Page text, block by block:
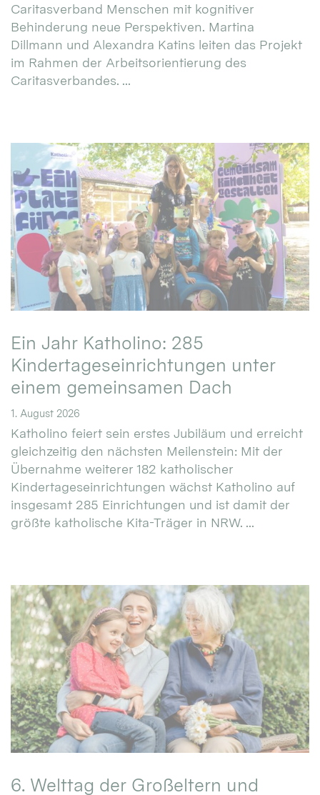
Caritasverband Menschen mit kognitiver
Behinderung neue Perspektiven. Martina
Dillmann und Alexandra Katins leiten das Projekt
im Rahmen der Arbeitsorientierung des
Caritasverbandes. ...
Ein Jahr Katholino: 285
Kindertageseinrichtungen unter
einem gemeinsamen Dach
1. August 2026
Katholino feiert sein erstes Jubiläum und erreicht
gleichzeitig den nächsten Meilenstein: Mit der
Übernahme weiterer 182 katholischer
Kindertageseinrichtungen wächst Katholino auf
insgesamt 285 Einrichtungen und ist damit der
größte katholische Kita-Träger in NRW. ...
6. Welttag der Großeltern und